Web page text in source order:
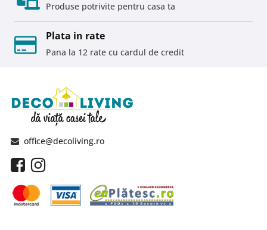
Produse potrivite pentru casa ta
Plata in rate
Pana la 12 rate cu cardul de credit
office@decoliving.ro